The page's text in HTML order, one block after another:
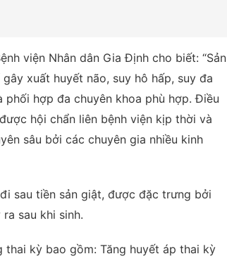
viện Nhân dân Gia Định cho biết: “Sản
xuất huyết não, suy hô hấp, suy đa
hợp đa chuyên khoa phù hợp. Điều
hội chẩn liên bệnh viện kịp thời và
sâu bởi các chuyên gia nhiều kinh
sau tiền sản giật, được đặc trưng bởi
sau khi sinh.
kỳ bao gồm: Tăng huyết áp thai kỳ